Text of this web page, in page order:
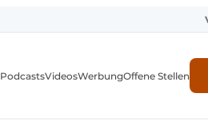
PodcastsVideosWerbungOffene Stellen